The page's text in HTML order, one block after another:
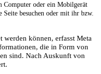
Computer oder ein Mobilgerät
Seite besuchen oder mit ihr bzw.
können, erfasst Meta
die in Form von
sind. Nach Auskunft von